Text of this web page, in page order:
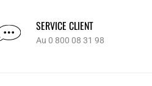
SERVICE CLIENT
Au 0 800 08 31 98